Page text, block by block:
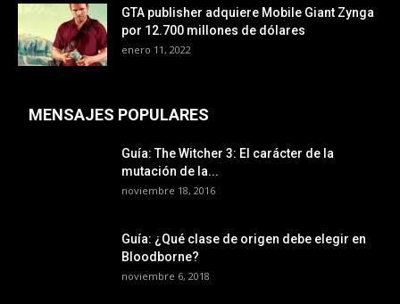
GTA publisher adquiere Mobile Giant Zynga
por 12.700 millones de dólares
enero 11, 2022
MENSAJES POPULARES
Guía: The Witcher 3: El carácter de la
mutación de la...
noviembre 18, 2016
Guía: ¿Qué clase de origen debe elegir en
Bloodborne?
noviembre 6, 2018